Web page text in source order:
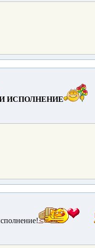
ИСПОЛНЕНИЕ